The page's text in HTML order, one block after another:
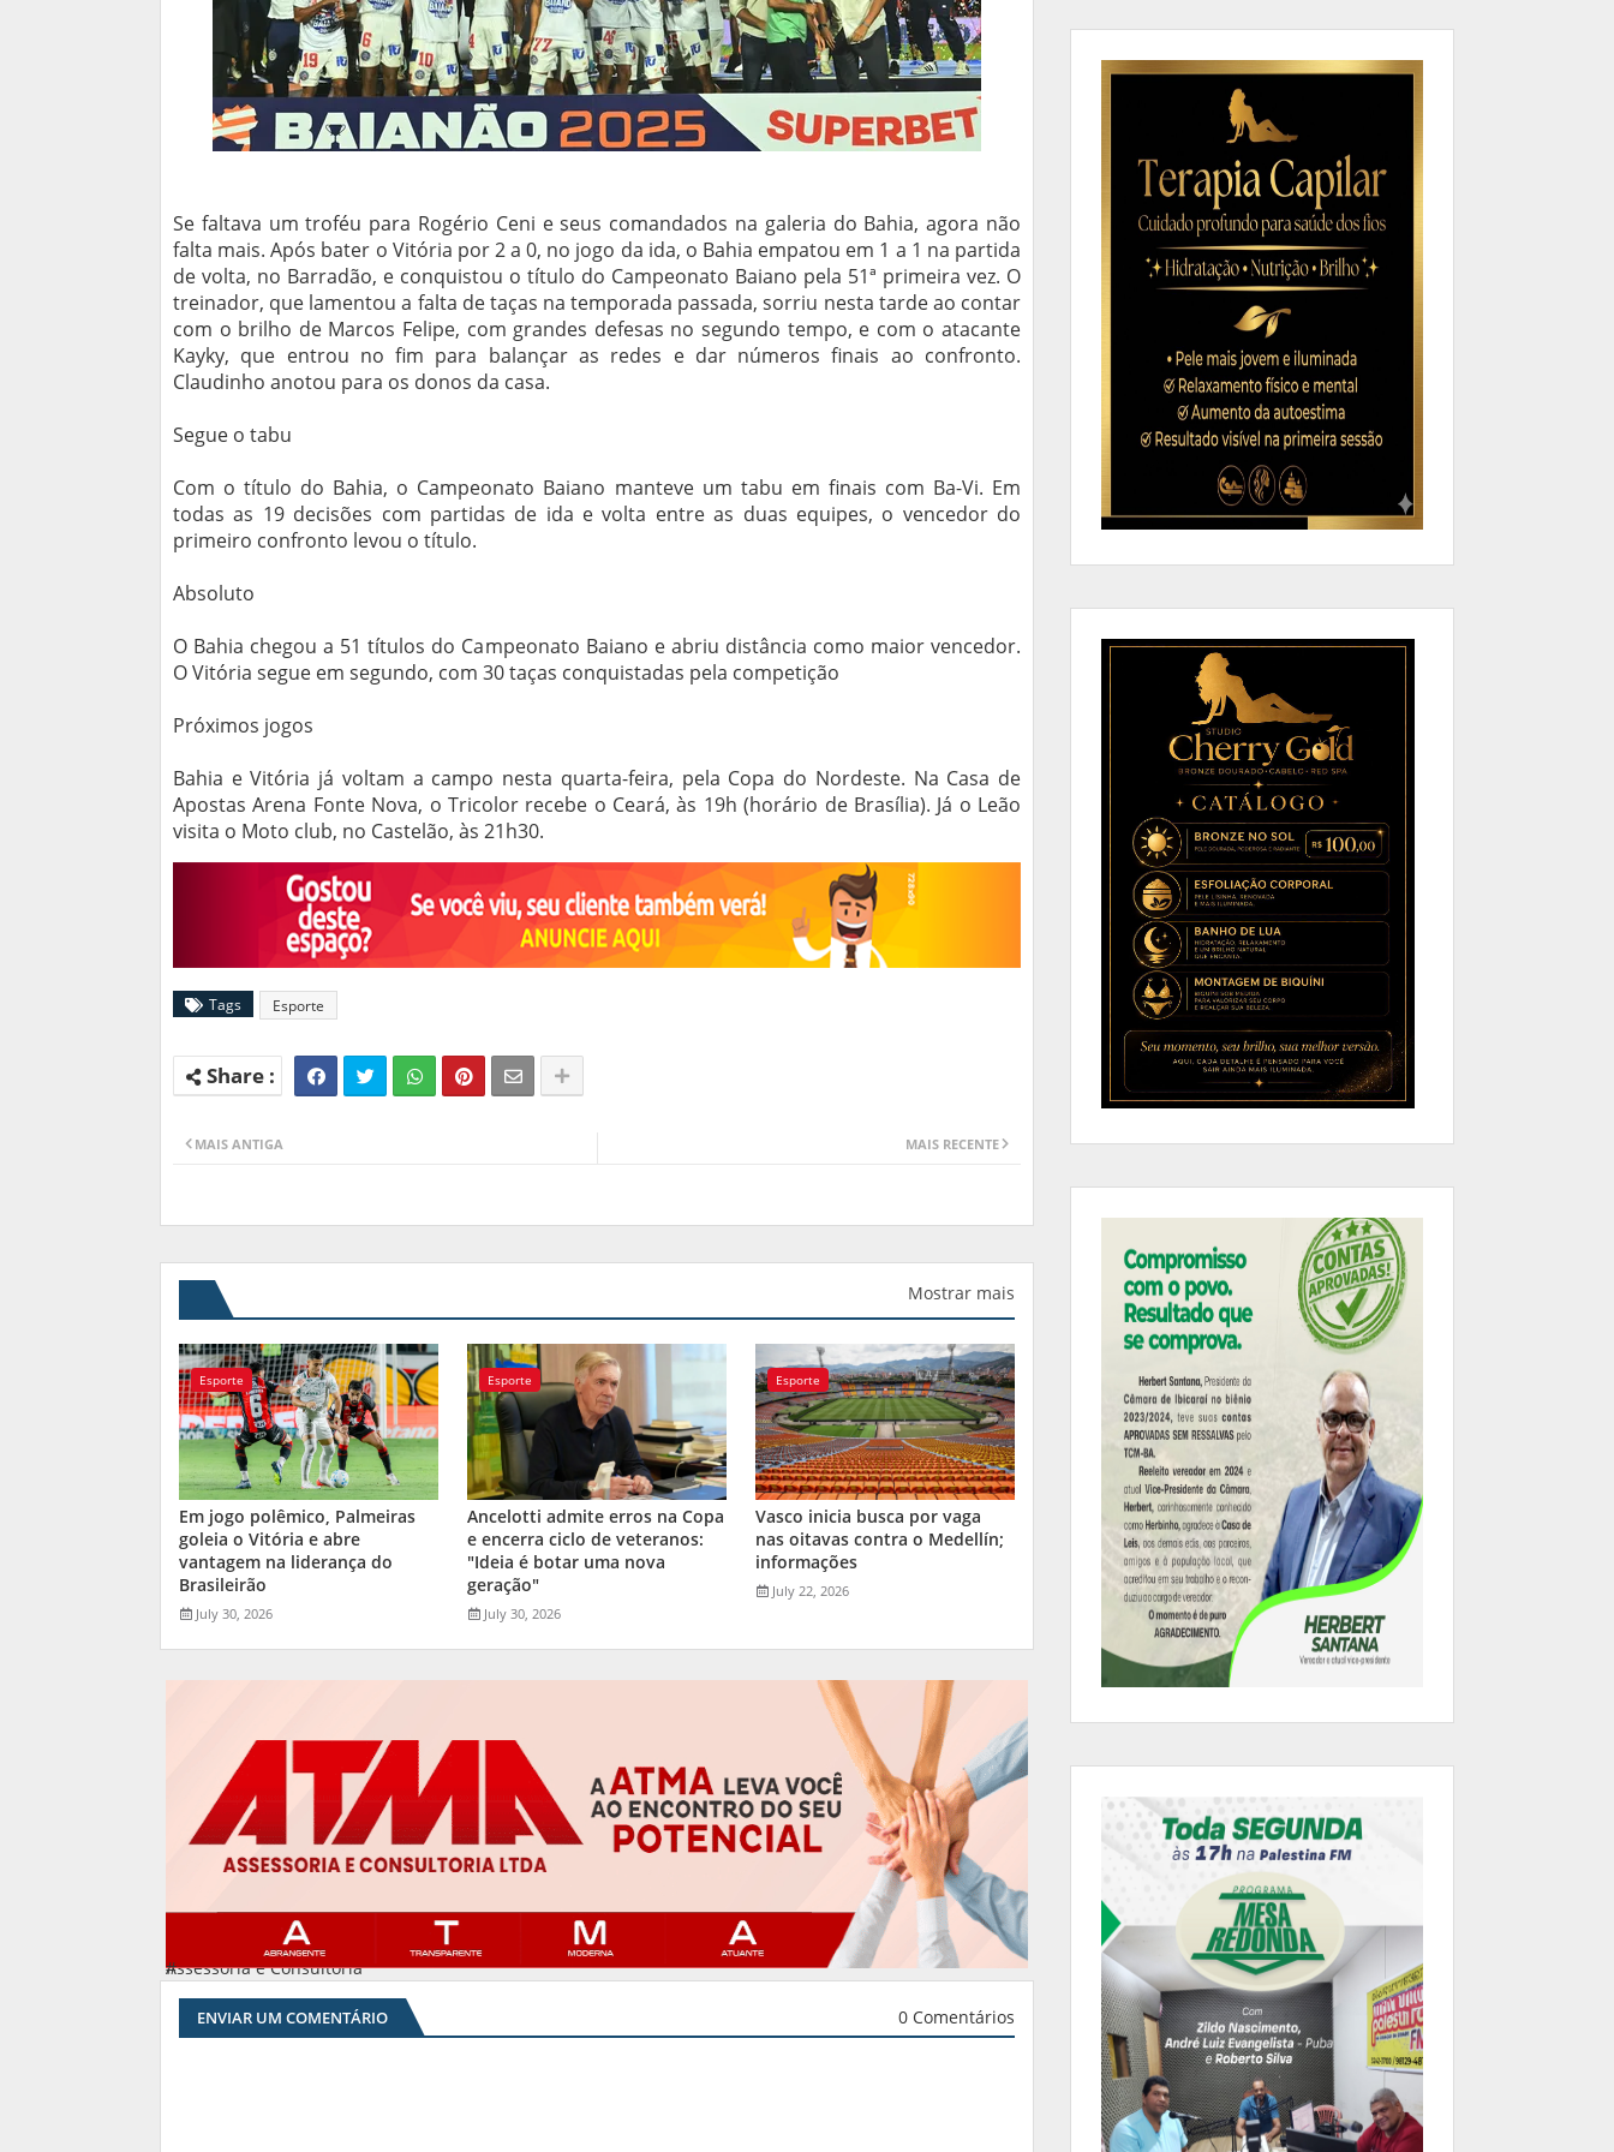
Se faltava um troféu para Rogério Ceni e seus comandados na galeria do Bahia, agora não
falta mais. Após bater o Vitória por 2 a 0, no jogo da ida, o Bahia empatou em 1 a 1 na partida
de volta, no Barradão, e conquistou o título do Campeonato Baiano pela 51ª primeira vez. O
treinador, que lamentou a falta de taças na temporada passada, sorriu nesta tarde ao contar
com o brilho de Marcos Felipe, com grandes defesas no segundo tempo, e com o atacante
Kayky, que entrou no fim para balançar as redes e dar números finais ao confronto.
Claudinho anotou para os donos da casa.
Segue o tabu
Com o título do Bahia, o Campeonato Baiano manteve um tabu em finais com Ba-Vi. Em
todas as 19 decisões com partidas de ida e volta entre as duas equipes, o vencedor do
primeiro confronto levou o título.
Absoluto
O Bahia chegou a 51 títulos do Campeonato Baiano e abriu distância como maior vencedor.
O Vitória segue em segundo, com 30 taças conquistadas pela competição
Próximos jogos
Bahia e Vitória já voltam a campo nesta quarta-feira, pela Copa do Nordeste. Na Casa de
Apostas Arena Fonte Nova, o Tricolor recebe o Ceará, às 19h (horário de Brasília). Já o Leão
visita o Moto club, no Castelão, às 21h30.
Tags Esporte
MAIS RECENTE
MAIS ANTIGA
Mostrar mais
Esporte
Em jogo polêmico, Palmeiras
goleia o Vitória e abre
vantagem na liderança do
Brasileirão
July 30, 2026
Esporte
Ancelotti admite erros na Copa
e encerra ciclo de veteranos:
"Ideia é botar uma nova
geração"
July 30, 2026
Esporte
Vasco inicia busca por vaga
nas oitavas contra o Medellín;
informações
July 22, 2026
Assessoria e Consultoria
#
ENVIAR UM COMENTÁRIO 0 Comentários